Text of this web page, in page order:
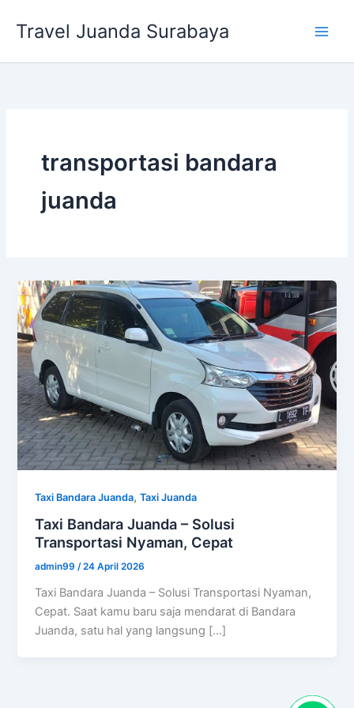
Travel Juanda Surabaya
transportasi bandara
juanda
Taxi Bandara Juanda,Taxi Juanda
Taxi Bandara Juanda – Solusi
Transportasi Nyaman, Cepat
admin99/24 April 2026
Taxi Bandara Juanda – Solusi Transportasi Nyaman,
Cepat. Saat kamu baru saja mendarat di Bandara
Juanda, satu hal yang langsung […]